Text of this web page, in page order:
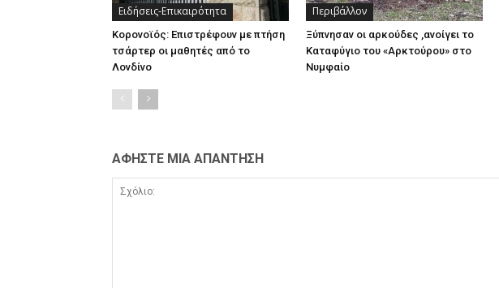
Ειδήσεις-Επικαιρότητα
Κορονοϊός: Επιστρέφουν με πτήση
τσάρτερ οι μαθητές από το
Λονδίνο
Περιβάλλον
Ξύπνησαν οι αρκούδες ,ανοίγει το
Καταφύγιο του «Αρκτούρου» στο
Νυμφαίο
ΑΦΗΣΤΕ ΜΙΑ ΑΠΑΝΤΗΣΗ